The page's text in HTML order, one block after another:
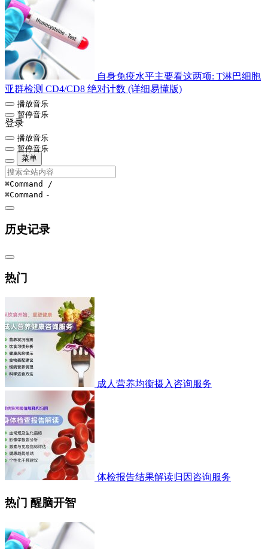
自身免疫水平主要看这两项: T淋巴细胞
亚群检测 CD4/CD8 绝对计数 (详细易懂版)
播放音乐
暂停音乐
登录
播放音乐
暂停音乐
菜单
⌘Command /
⌘Command -
历史记录
热门
成人营养均衡摄入咨询服务
体检报告结果解读归因咨询服务
热门 醒脑开智